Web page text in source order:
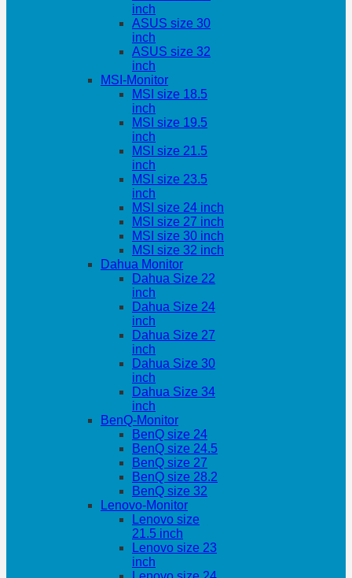
inch
ASUS size 30
inch
ASUS size 32
inch
MSI-Monitor
MSI size 18.5
inch
MSI size 19.5
inch
MSI size 21.5
inch
MSI size 23.5
inch
MSI size 24 inch
MSI size 27 inch
MSI size 30 inch
MSI size 32 inch
Dahua Monitor
Dahua Size 22
inch
Dahua Size 24
inch
Dahua Size 27
inch
Dahua Size 30
inch
Dahua Size 34
inch
BenQ-Monitor
BenQ size 24
BenQ size 24.5
BenQ size 27
BenQ size 28.2
BenQ size 32
Lenovo-Monitor
Lenovo size
21.5 inch
Lenovo size 23
inch